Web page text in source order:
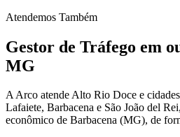
Atendemos Também
Gestor de Tráfego em
MG
A Arco atende Alto Rio Doce e
Lafaiete, Barbacena e São João del
econômico de Barbacena (MG), de